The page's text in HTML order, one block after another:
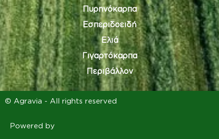
Πυρηνόκαρπα
Εσπεριδοειδή
Ελιά
Γιγαρτόκαρπα
Περιβάλλον
© Agravia - All rights reserved
Powered by